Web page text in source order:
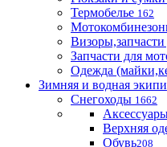
Термобелье 162
Запчасти для
Одежда
Зимняя и водная
Снегоходы 1662
Верхняя
Обувь208